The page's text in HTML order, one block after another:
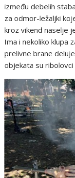
između debelih
za odmor-ležaljki
kroz vikend naselje
Ima i nekoliko klupa
prelivne brane
objekata su ribolovci